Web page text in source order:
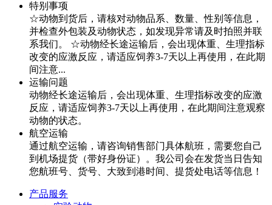
特别事项
☆动物到货后，请核对动物品系、数量、性别等信息，
并检查外包装及动物状态，如发现异常请及时拍照并联
系我们。 ☆动物经长途运输后，会出现体重、生理指标
改变的应激反应，请适应饲养3-7天以上再使用，在此期
间注意...
运输问题
动物经长途运输后，会出现体重、生理指标改变的应激
反应，请适应饲养3-7天以上再使用，在此期间注意观察
动物的状态。
航空运输
通过航空运输，请咨询销售部门具体航班，需要您自己
到机场提货（带好身份证）。我公司会在发货当日告知
您航班号、货号、大致到港时间、提货处电话等信息！
产品服务